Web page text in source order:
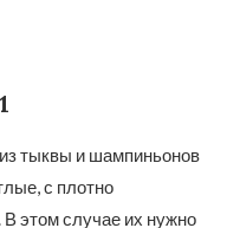
тыквы и шампиньонов
с плотно
этом случае их нужно